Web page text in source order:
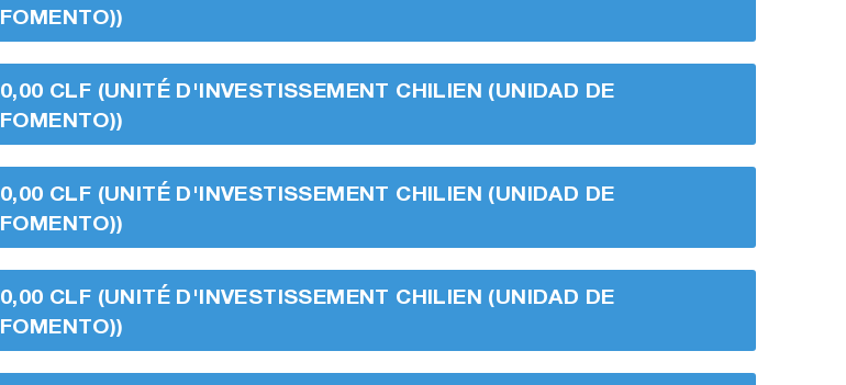
FOMENTO))
0,00 CLF (UNITÉ D'INVESTISSEMENT CHILIEN (UNIDAD DE
FOMENTO))
0,00 CLF (UNITÉ D'INVESTISSEMENT CHILIEN (UNIDAD DE
FOMENTO))
0,00 CLF (UNITÉ D'INVESTISSEMENT CHILIEN (UNIDAD DE
FOMENTO))